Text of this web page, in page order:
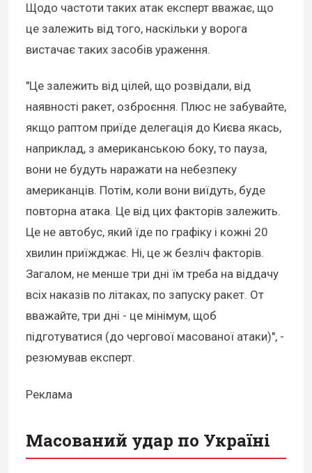
Щодо частоти таких атак експерт вважає, що
це залежить від того, наскільки у ворога
вистачає таких засобів ураження.
"Це залежить від цілей, що розвідали, від
наявності ракет, озброєння. Плюс не забувайте,
якщо раптом приїде делегація до Києва якась,
наприклад, з американською боку, то пауза,
вони не будуть наражати на небезпеку
американців. Потім, коли вони виїдуть, буде
повторна атака. Це від цих факторів залежить.
Це не автобус, який їде по графіку і кожні 20
хвилин приїжджає. Ні, це ж безліч факторів.
Загалом, не менше три дні їм треба на віддачу
всіх наказів по літаках, по запуску ракет. От
вважайте, три дні - це мінімум, щоб
підготуватися (до чергової масованої атаки)", -
резюмував експерт.
Реклама
Масований удар по Україні